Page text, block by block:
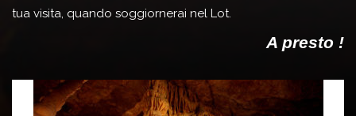
tua visita, quando soggiornerai nel Lot.
A presto !